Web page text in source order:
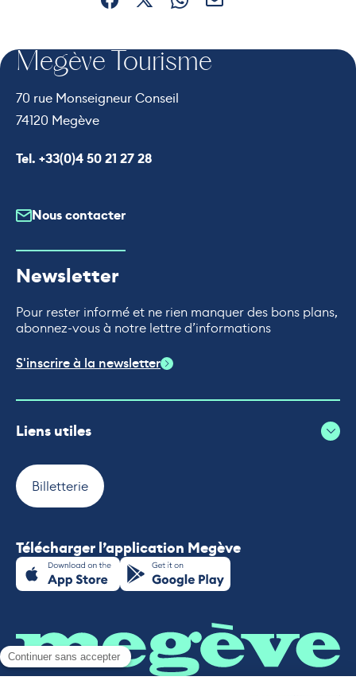
Partager sur Facebook (nouvelle fenêtre)
Partager sur X / Twitter (nouvelle
Partager sur WhatsApp
Partager par mail
Megève Tourisme
70 rue Monseigneur Conseil
74120 Megève
Appeler le
Tel. +33(0)4 50 21 27 28
Nous contacter
Newsletter
Pour rester informé et ne rien manquer des bons plans,
abonnez-vous à notre lettre d’informations
S'inscrire à la newsletter
Liens utiles
Billetterie
Télécharger l’application Megève